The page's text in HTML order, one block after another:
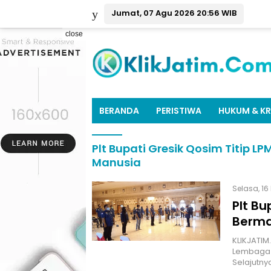
Jumat, 07 Agu 2026 20:56 WIB
close
BERANDA PERISTIWA HUKUM &
Plt Bupati Gresik Qosim Titip
Manusia
Selasa, 16
Plt